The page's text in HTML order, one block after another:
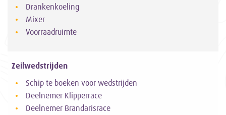
Drankenkoeling
Mixer
Voorraadruimte
Zeilwedstrijden
Schip te boeken voor wedstrijden
Deelnemer Klipperrace
Deelnemer Brandarisrace